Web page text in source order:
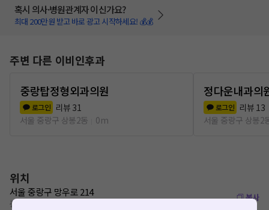
혹시 의사·병원관계자 이신가요?
최대 200만원 받고 바로 광고 시작하세요! 💰💰
주변 다른 이비인후과
중랑탑정형외과의원
로그인 리뷰 31
서울 중랑구 상봉2동
0m
정다운내과의
로그인 리뷰 13
서울 중랑구 상봉2
위치
서울 중랑구 망우로 214
중랑역 140m
복사